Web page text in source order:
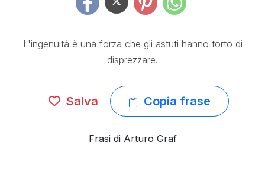
L'ingenuità è una forza che gli astuti hanno torto di
disprezzare.
Salva Copia frase
Frasi di Arturo Graf